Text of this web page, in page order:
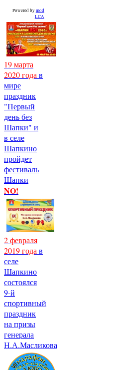
Powered by mod
LCA
19 марта
2020 года в
мире
праздник
"Первый
день без
Шапки" и
в селе
Шапкино
пройдет
фестиваль
Шапки
NO!
2 февраля
2019 года в
селе
Шапкино
состоялся
9-й
спортивный
праздник
на призы
генерала
Н.А.Масликова